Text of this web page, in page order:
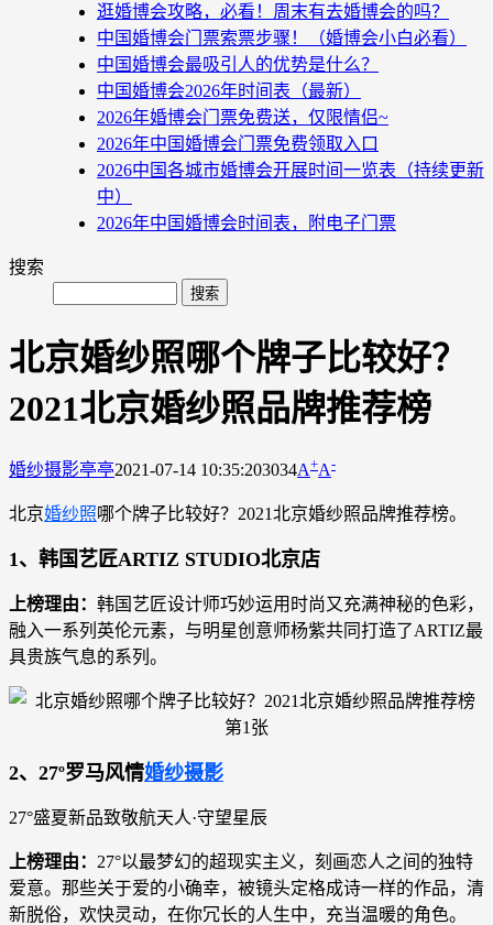
逛婚博会攻略，必看！周末有去婚博会的吗？
中国婚博会门票索票步骤！（婚博会小白必看）
中国婚博会最吸引人的优势是什么？
中国婚博会2026年时间表（最新）
2026年婚博会门票免费送，仅限情侣~
2026年中国婚博会门票免费领取入口
2026中国各城市婚博会开展时间一览表（持续更新
中）
2026年中国婚博会时间表，附电子门票
搜索
北京婚纱照哪个牌子比较好？
2021北京婚纱照品牌推荐榜
婚纱摄影亭亭2021-07-14 10:35:203034A+A-
北京婚纱照哪个牌子比较好？2021北京婚纱照品牌推荐榜。
1、韩国艺匠ARTIZ STUDIO北京店
上榜理由： 韩国艺匠设计师巧妙运用时尚又充满神秘的色彩，
融入一系列英伦元素，与明星创意师杨紫共同打造了ARTIZ最
具贵族气息的系列。
2、27º罗马风情婚纱摄影
27°盛夏新品致敬航天人·守望星辰
上榜理由： 27°以最梦幻的超现实主义，刻画恋人之间的独特
爱意。那些关于爱的小确幸，被镜头定格成诗一样的作品，清
新脱俗，欢快灵动，在你冗长的人生中，充当温暖的角色。